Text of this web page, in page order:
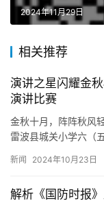
2024年11月29日
相关推荐
演讲之星闪耀金
演讲比赛
金秋十月，阵阵秋风
雷波县城关小学六（
小…
新闻 2024年10月23日
解析《国防时报